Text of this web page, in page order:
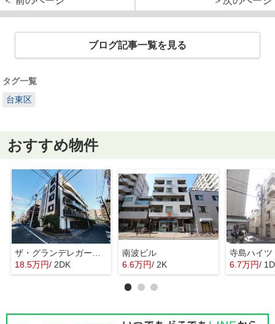
ブログ記事一覧を見る
タグ一覧
台東区
おすすめ物件
18.5万円/ 2DK
南波ビル
6.6万円/ 2K
寺島ハイツ
6.7万円/